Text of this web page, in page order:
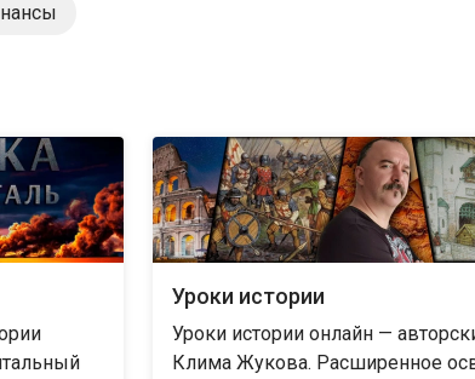
Уроки истории
Уроки истории онлайн —
Клима Жукова. Расширенное